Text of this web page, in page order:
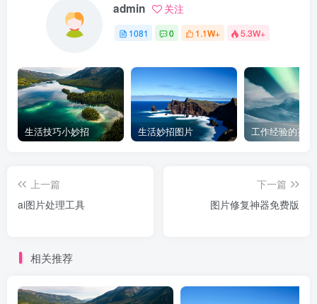
admin 关注
1081 0 1.1W+ 5.3W+
生活技巧小妙招 生活妙招图片 工作经验的英
上一篇
ai图片处理工具
下一篇
图片修复神器免费版
相关推荐